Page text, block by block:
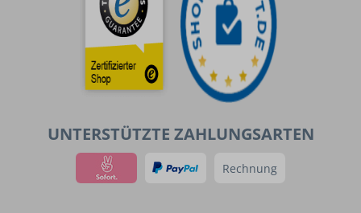
UNTERSTÜTZTE ZAHLUNGSARTEN
Rechnung